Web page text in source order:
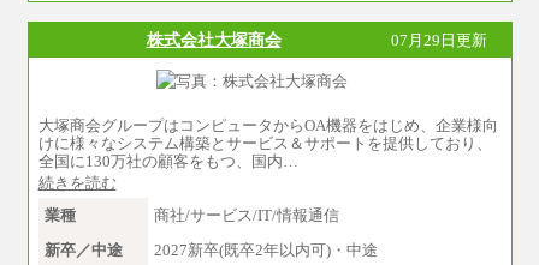
株式会社大塚商会 07月29日更新
大塚商会グループはコンピュータからOA機器をはじめ、企業様向
けに様々なシステム構築とサービス＆サポートを提供しており、
全国に130万社の顧客をもつ、国内…
続きを読む
業種
商社/サービス/IT/情報通信
新卒／中途
2027新卒(既卒2年以内可)・中途